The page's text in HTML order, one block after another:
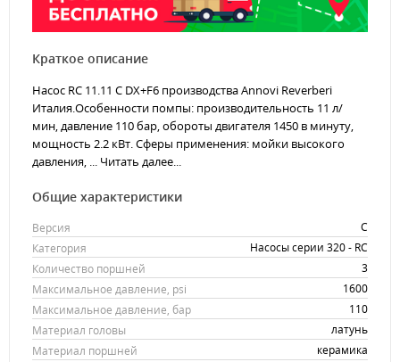
Краткое описание
Насос RC 11.11 C DX+F6 производства Annovi Reverberi
Италия.Особенности помпы: производительность 11 л/
мин, давление 110 бар, обороты двигателя 1450 в минуту,
мощность 2.2 кВт. Сферы применения: мойки высокого
давления, ... Читать далее...
Общие характеристики
Версия
C
Категория
Насосы серии 320 - RC
Количество поршней
3
Максимальное давление, psi
1600
Максимальное давление, бар
110
Материал головы
латунь
Материал поршней
керамика